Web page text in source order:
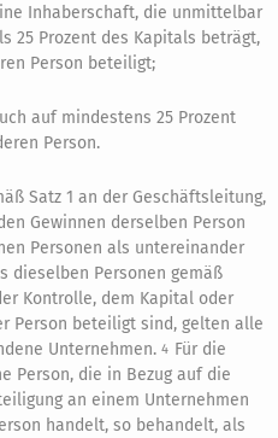
Inhaberschaft, die unmittelbar
25 Prozent des Kapitals beträgt,
Person beteiligt;
auf mindestens 25 Prozent
Person.
Satz 1 an der Geschäftsleitung,
Gewinnen derselben Person
Personen als untereinander
dieselben Personen gemäß
Kontrolle, dem Kapital oder
Person beteiligt sind, gelten alle
Unternehmen. 4 Für die
Person, die in Bezug auf die
an einem Unternehmen
handelt, so behandelt, als